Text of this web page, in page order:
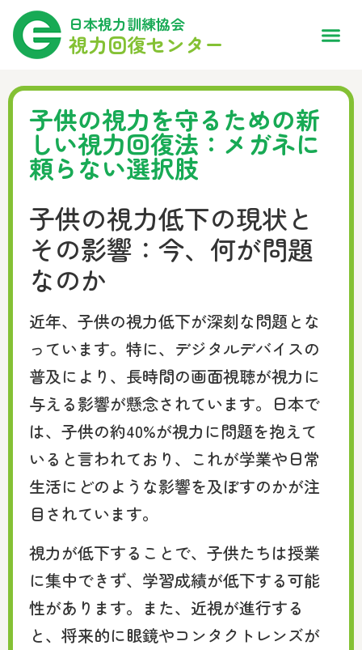
日本視力訓練協会
視力回復センター
子供の視力を守るための新
しい視力回復法：メガネに
頼らない選択肢
子供の視力低下の現状と
その影響：今、何が問題
なのか
近年、子供の視力低下が深刻な問題とな
っています。特に、デジタルデバイスの
普及により、長時間の画面視聴が視力に
与える影響が懸念されています。日本で
は、子供の約40%が視力に問題を抱えて
いると言われており、これが学業や日常
生活にどのような影響を及ぼすのかが注
目されています。
視力が低下することで、子供たちは授業
に集中できず、学習成績が低下する可能
性があります。また、近視が進行する
と、将来的に眼鏡やコンタクトレンズが